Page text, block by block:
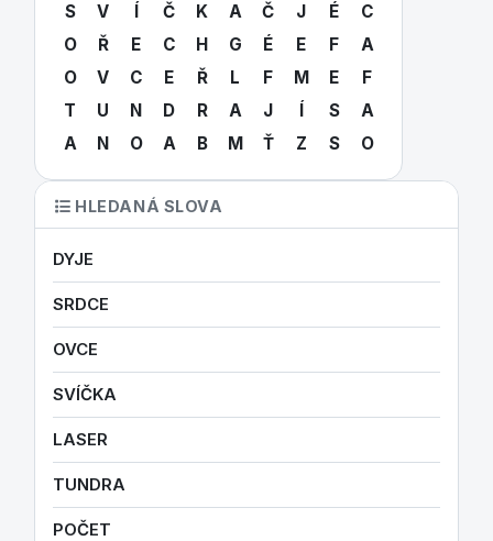
S
V Í Č K A Č J É
C
O
Ř E C H G É E F
A
O
V C E Ř L F M E
F
T
U N D R A J Í S
A
A
N O A B M Ť Z S O
HLEDANÁ SLOVA
DYJE
SRDCE
OVCE
SVÍČKA
LASER
TUNDRA
POČET